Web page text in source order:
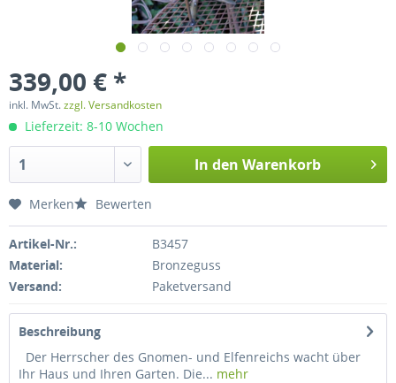
339,00 € *
inkl. MwSt.zzgl. Versandkosten
Lieferzeit: 8-10 Wochen
In den Warenkorb
Merken Bewerten
Artikel-Nr.:
B3457
Material:
Bronzeguss
Versand:
Paketversand
Beschreibung
Der Herrscher des Gnomen- und Elfenreichs wacht über
Ihr Haus und Ihren Garten. Die... mehr